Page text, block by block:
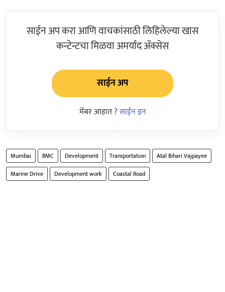
साईन अप करा आणि वाचकांसाठी लिहिलेल्या खास
कन्टेन्टचा मिळवा अमर्याद ॲक्सेस
साईन अप
मेंबर आहात ?साईन इन
Mumbai BMC Development Transportation
Atal Bihari Vajpayee
Marine Drive
Development work Coastal Road